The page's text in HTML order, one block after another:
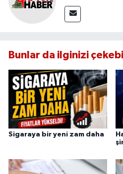
Bunlar da ilginizi
Sigaraya bir yeni zam daha